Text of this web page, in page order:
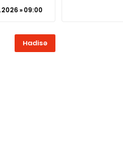
» 09:00
Hadisə